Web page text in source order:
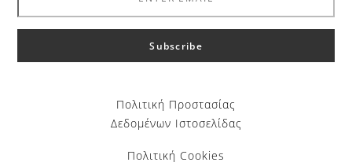
Πολιτική Προστασίας
Δεδομένων Ιστοσελίδας
Πολιτική Cookies